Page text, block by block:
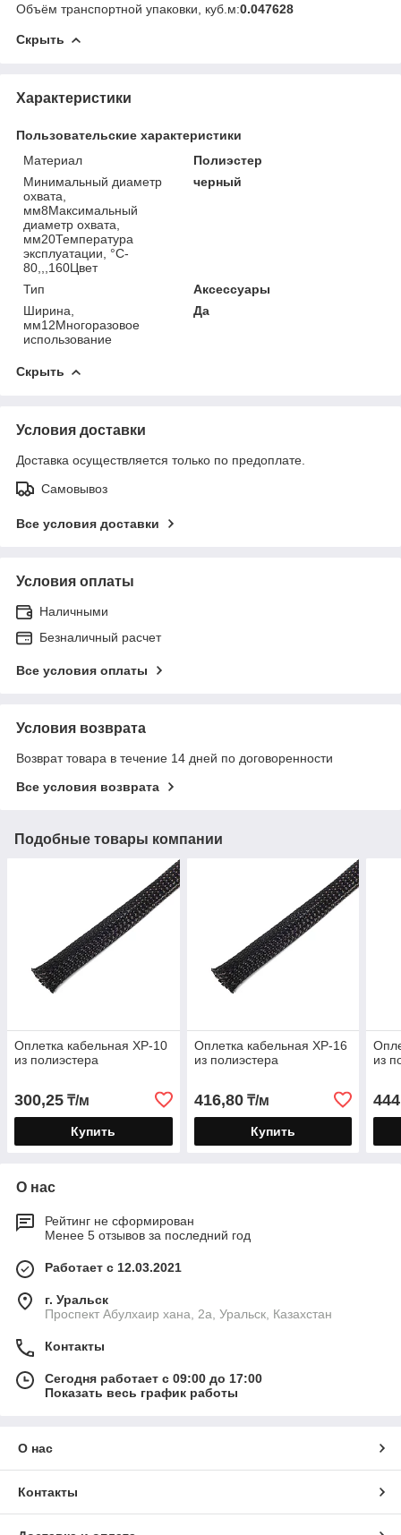
Объём транспортной упаковки, куб.м:0.047628
Скрыть
Характеристики
Пользовательские характеристики
Материал
Полиэстер
Минимальный диаметр
охвата,
мм8Максимальный
диаметр охвата,
мм20Температура
эксплуатации, °C-
80,,,160Цвет
черный
Тип
Аксессуары
Ширина,
мм12Многоразовое
использование
Да
Скрыть
Условия доставки
Доставка осуществляется только по предоплате.
Самовывоз
Все условия доставки
Условия оплаты
Наличными
Безналичный расчет
Все условия оплаты
Условия возврата
Возврат товара в течение 14 дней по договоренности
Все условия возврата
Подобные товары компании
Оплетка кабельная XP-10
из полиэстера
300,25 ₸/м
Купить
Оплетка кабельная XP-16
из полиэстера
416,80₸/м
Купить
из
О нас
Рейтинг не сформирован
Менее 5 отзывов за последний год
Работает с 12.03.2021
г. Уральск
Проспект Абулхаир хана, 2а, Уральск, Казахстан
Контакты
Сегодня работает с 09:00 до 17:00
Показать весь график работы
О нас
Контакты